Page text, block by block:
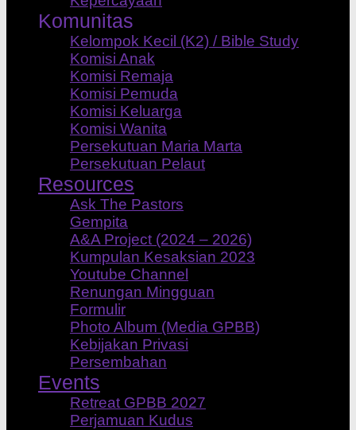
Komunitas
Kelompok Kecil (K2) / Bible Study
Komisi Anak
Komisi Remaja
Komisi Pemuda
Komisi Keluarga
Komisi Wanita
Persekutuan Maria Marta
Persekutuan Pelaut
Resources
Ask The Pastors
Gempita
A&A Project (2024 – 2026)
Kumpulan Kesaksian 2023
Youtube Channel
Renungan Mingguan
Formulir
Photo Album (Media GPBB)
Kebijakan Privasi
Persembahan
Events
Retreat GPBB 2027
Perjamuan Kudus